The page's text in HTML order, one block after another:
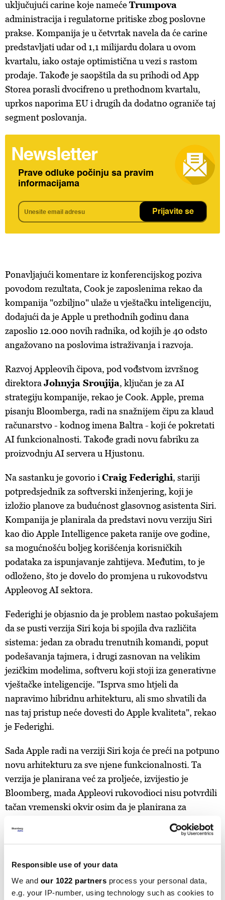
Responsible use of your data
We and our 1022 partners process your personal data,
e.g. your IP-number, using technology such as cookies to
uključujući carine koje namećeTrumpova
administracija i regulatorne pritiske zbog poslovne
prakse. Kompanija je u četvrtak navela da će carine
predstavljati udar od 1,1 milijardu dolara u ovom
kvartalu, iako ostaje optimistična u vezi s rastom
prodaje. Takođe je saopštila da su prihodi od App
Storea porasli dvocifreno u prethodnom kvartalu,
uprkos naporima EU i drugih da dodatno ograniče taj
segment poslovanja.
Newsletter
Prave odluke počinju sa pravim
informacijama
Prijavite se
Ponavljajući komentare iz konferencijskog poziva
povodom rezultata, Cook je zaposlenima rekao da
kompanija "ozbiljno" ulaže u vještačku inteligenciju,
dodajući da je Apple u prethodnih godinu dana
zaposlio 12.000 novih radnika, od kojih je 40 odsto
angažovano na poslovima istraživanja i razvoja.
Razvoj Appleovih čipova, pod vođstvom izvršnog
direktoraJohnyja Sroujija, ključan je za AI
strategiju kompanije, rekao je Cook. Apple, prema
pisanju Bloomberga, radi na snažnijem čipu za klaud
računarstvo - kodnog imena Baltra - koji će pokretati
AI funkcionalnosti. Takođe gradi novu fabriku za
proizvodnju AI servera u Hjustonu.
Na sastanku je govorio iCraig Federighi, stariji
potpredsjednik za softverski inženjering, koji je
izložio planove za budućnost glasovnog asistenta Siri.
Kompanija je planirala da predstavi novu verziju Siri
kao dio Apple Intelligence paketa ranije ove godine,
sa mogućnošću boljeg korišćenja korisničkih
podataka za ispunjavanje zahtijeva. Međutim, to je
odloženo, što je dovelo do promjena u rukovodstvu
Appleovog AI sektora.
Federighi je objasnio da je problem nastao pokušajem
da se pusti verzija Siri koja bi spojila dva različita
sistema: jedan za obradu trenutnih komandi, poput
podešavanja tajmera, i drugi zasnovan na velikim
jezičkim modelima, softveru koji stoji iza generativne
vještačke inteligencije. "Isprva smo htjeli da
napravimo hibridnu arhitekturu, ali smo shvatili da
nas taj pristup neće dovesti do Apple kvaliteta", rekao
je Federighi.
Sada Apple radi na verziji Siri koja će preći na potpuno
novu arhitekturu za sve njene funkcionalnosti. Ta
verzija je planirana već za proljeće, izvijestio je
Bloomberg, mada Appleovi rukovodioci nisu potvrdili
tačan vremenski okvir osim da je planirana za